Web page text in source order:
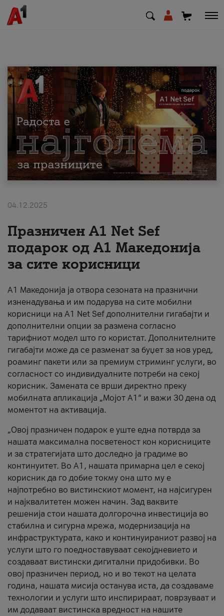
МК EN SQ
Приватни Деловни
Поддршка
Надополни кредит
За нас
#ПодобарОнлајн
04.12.2025
Празничен A1 Net Sеf
подарок од А1 Македонија
за сите корисници
А1 Македонија ја отвора сезоната на празнични
изненадувања и им подарува на сите мобилни
корисници на A1 Net Sef дополнителни гигабајти и
дополнителни опции за размена согласно
тарифниот модел што го користат. Дополнителните
гигабајти може да се разменат за буџет за нов уред,
роаминг пакети или за премиум стриминг услуги, во
согласност со индивидуалните потреби на секој
корисник. Замената се врши директно преку
мобилната апликација „Мојот А1“ и важи 30 дена од
моментот на активација.
„Овој празничен подарок е уште една потврда за
нашата максимална посветеност кон корисниците
и за стратегијата што доследно ја градиме во
континуитет. Во А1, нашата примарна цел е секој
корисник да го добие токму она што му е
најпотребно во вистинскиот момент, на најсигурен
и најквалитетен можен начин. Зад ваквите
решенија стои нашата долгорочна инвестиција во
стабилна и сигурна мрежа, модернизација на
инфраструктурата, како и континуираниот развој на
услуги што го поедноставуваат секојдневието и
создаваат вистински дигитални придобивки. Во
овој празничен период, но и во текот на целата
година, нашата мисија останува иста, да создаваме
технологии и услуги што инспирираат, поврзуваат и
им додаваат вистинска вредност на нашите